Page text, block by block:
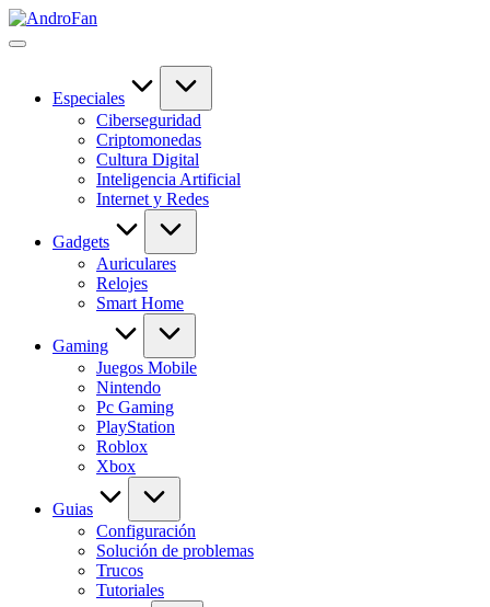
Saltar
al
Descubre
complicaciones
AndroFan:
gadgets
novedades
digital.
Especiales
Ciberseguridad
Criptomonedas
Cultura Digital
Inteligencia Artificial
Internet y Redes
Gadgets
Auriculares
Relojes
Smart Home
Gaming
Juegos Mobile
Nintendo
Pc Gaming
PlayStation
Roblox
Xbox
Guias
Configuración
Solución de problemas
Trucos
Tutoriales